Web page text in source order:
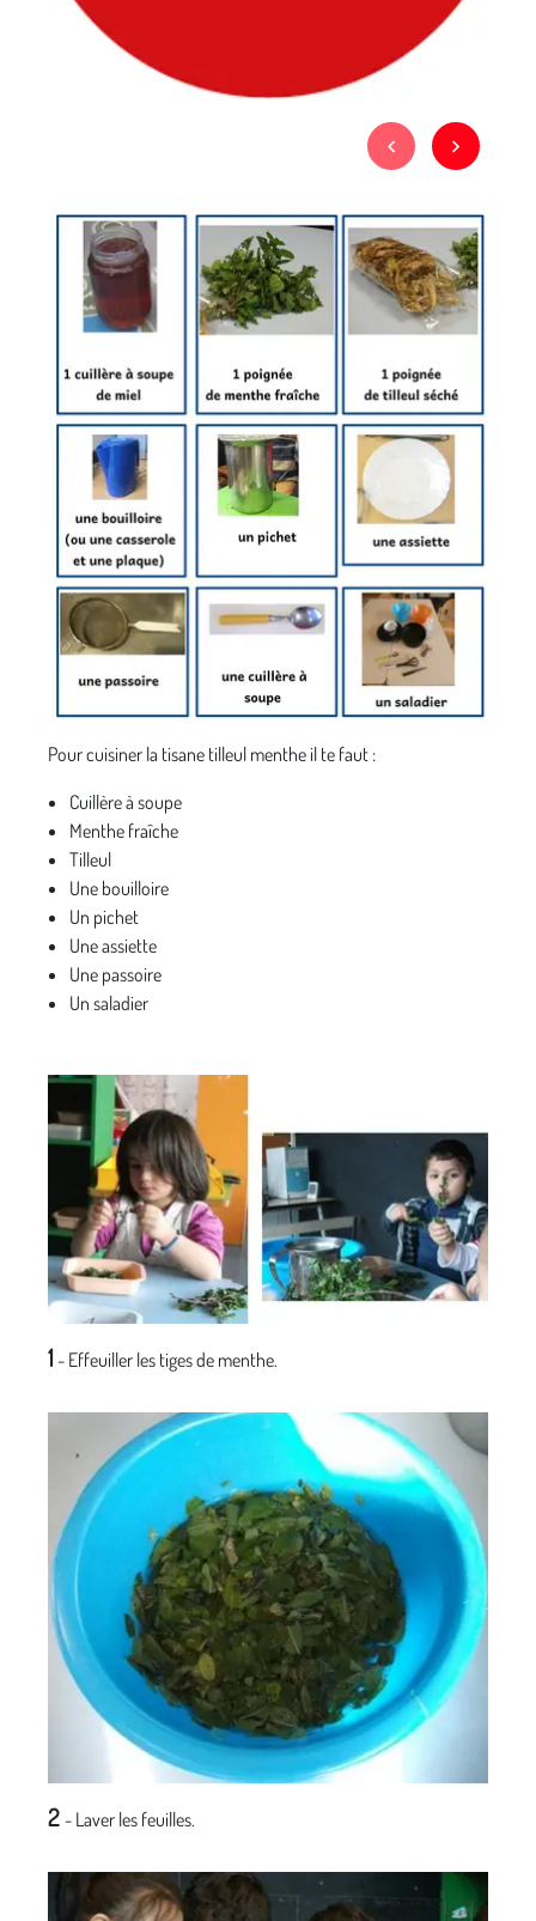
Pour cuisiner la tisane tilleul menthe il te faut :
Cuillère à soupe
Menthe fraîche
Tilleul
Une bouilloire
Un pichet
Une assiette
Une passoire
Un saladier
1- Effeuiller les tiges de menthe.
2 - Laver les feuilles.